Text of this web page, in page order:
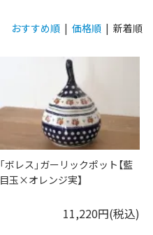
おすすめ順 | 価格順 | 新着順
「ボレス」ガーリックポット【藍
目玉×オレンジ実】
11,220円(税込)